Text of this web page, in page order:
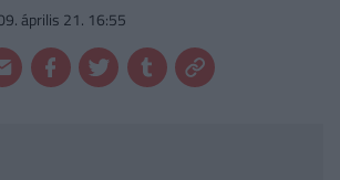
április 21. 16:55